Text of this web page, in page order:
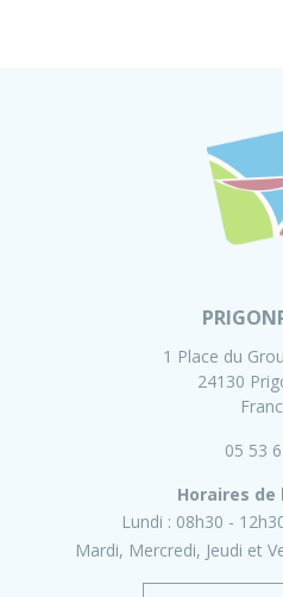
1 Place du
24130
05 53
Horaires de
Lundi : 08h30 -
Mardi, Mercredi, Jeudi et